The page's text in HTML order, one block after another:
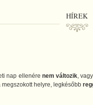
HÍREK
nap ellenére nem változik,
megszokott helyre, legkésőbb